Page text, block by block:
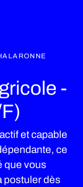
-
et capable
ce
que vous
postuler dès